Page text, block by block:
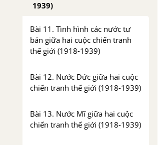
1939)
Bài 11. Tình hình các nước tư
bản giữa hai cuộc chiến tranh
thế giới (1918-1939)
Bài 12. Nước Đức giữa hai cuộc
chiến tranh thế giới (1918-1939)
Bài 13. Nước Mĩ giữa hai cuộc
chiến tranh thế giới (1918-1939)